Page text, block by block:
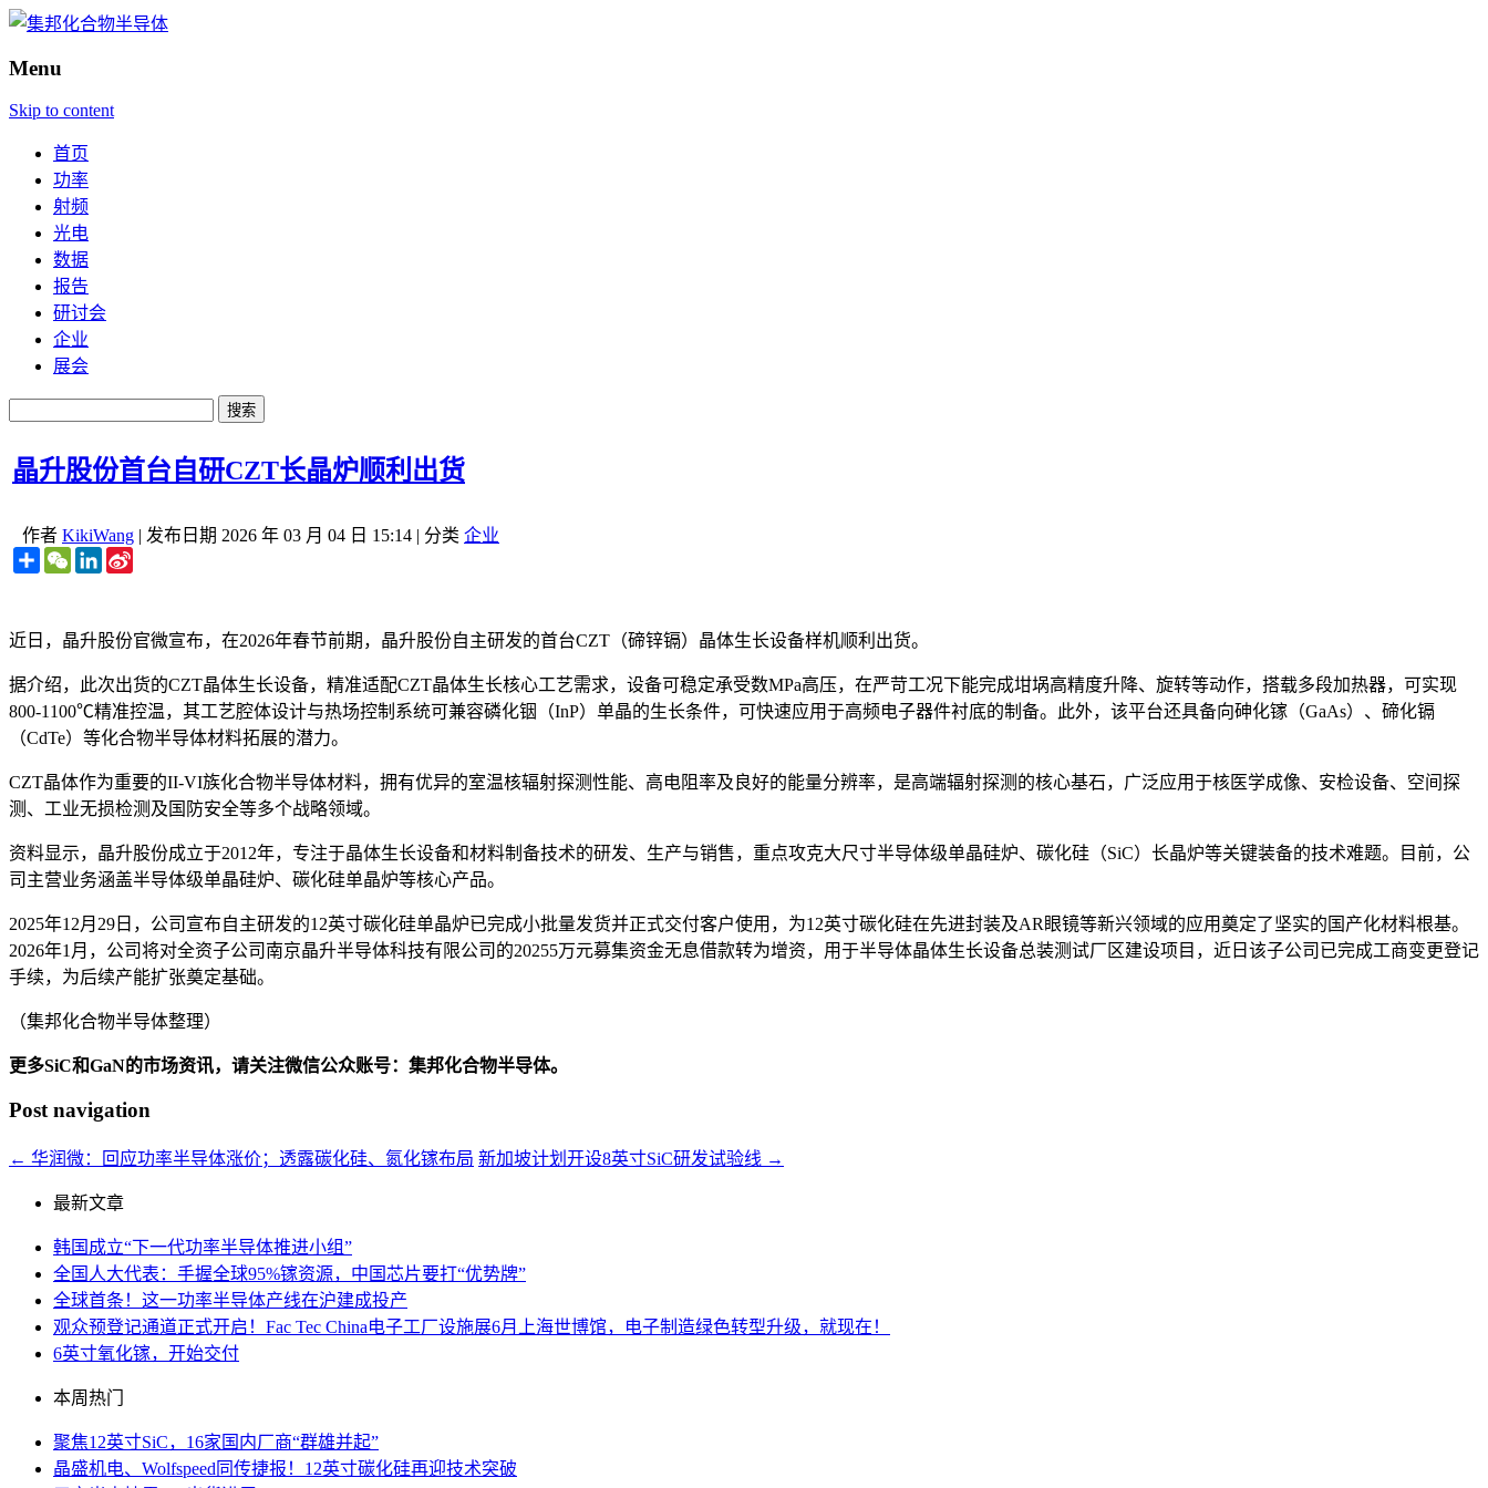
Menu
Skip to content
首页
功率
射频
光电
数据
报告
研讨会
企业
展会
晶升股份首台自研CZT长晶炉顺利出货
作者 KikiWang | 发布日期 2026 年 03 月 04 日 15:14 | 分类 企业
ShareWeChatLinkedIn
近日，晶升股份官微宣布，在2026年春节前期，晶升股份自主研发的首台CZT（碲锌镉）晶体生长设备样机顺利出货。
据介绍，此次出货的CZT晶体生长设备，精准适配CZT晶体生长核心工艺需求，设备可稳定承受数MPa高压，在严苛工况下能完成坩埚高精度升降、旋转等动作，搭载多段加热器，可实现
800-1100℃精准控温，其工艺腔体设计与热场控制系统可兼容磷化铟（InP）单晶的生长条件，可快速应用于高频电子器件衬底的制备。此外，该平台还具备向砷化镓（GaAs）、碲化镉
（CdTe）等化合物半导体材料拓展的潜力。
CZT晶体作为重要的II-VI族化合物半导体材料，拥有优异的室温核辐射探测性能、高电阻率及良好的能量分辨率，是高端辐射探测的核心基石，广泛应用于核医学成像、安检设备、空间探
测、工业无损检测及国防安全等多个战略领域。
资料显示，晶升股份成立于2012年，专注于晶体生长设备和材料制备技术的研发、生产与销售，重点攻克大尺寸半导体级单晶硅炉、碳化硅（SiC）长晶炉等关键装备的技术难题。目前，公
司主营业务涵盖半导体级单晶硅炉、碳化硅单晶炉等核心产品。
2025年12月29日，公司宣布自主研发的12英寸碳化硅单晶炉已完成小批量发货并正式交付客户使用，为12英寸碳化硅在先进封装及AR眼镜等新兴领域的应用奠定了坚实的国产化材料根基。
2026年1月，公司将对全资子公司南京晶升半导体科技有限公司的20255万元募集资金无息借款转为增资，用于半导体晶体生长设备总装测试厂区建设项目，近日该子公司已完成工商变更登记
手续，为后续产能扩张奠定基础。
（集邦化合物半导体整理）
更多SiC和GaN的市场资讯，请关注微信公众账号：集邦化合物半导体。
Post navigation
← 华润微：回应功率半导体涨价；透露碳化硅、氮化镓布局 新加坡计划开设8英寸SiC研发试验线 →
最新文章
韩国成立“下一代功率半导体推进小组”
全国人大代表：手握全球95%镓资源，中国芯片要打“优势牌”
全球首条！这一功率半导体产线在沪建成投产
观众预登记通道正式开启！Fac Tec China电子工厂设施展6月上海世博馆，电子制造绿色转型升级，就现在！
6英寸氧化镓，开始交付
本周热门
聚焦12英寸SiC，16家国内厂商“群雄并起”
晶盛机电、Wolfspeed同传捷报！12英寸碳化硅再迎技术突破